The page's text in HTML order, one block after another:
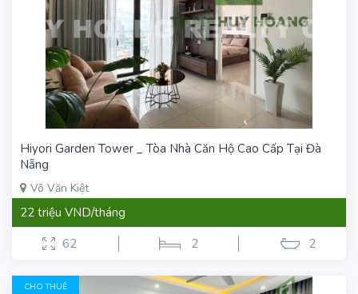
Hiyori Garden Tower _ Tòa Nhà Căn Hộ Cao Cấp Tại Đà
Nẵng
Võ Văn Kiệt
22 triệu VND/tháng
62
2 2
CHO THUÊ